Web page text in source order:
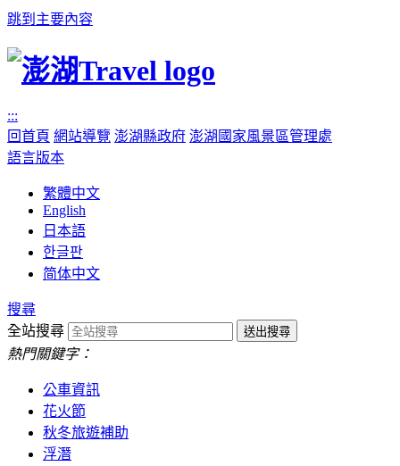
跳到主要內容
:::
回首頁 網站導覽 澎湖縣政府 澎湖國家風景區管理處
語言版本
繁體中文
English
日本語
한글판
简体中文
搜尋
全站搜尋
熱門關鍵字：
公車資訊
花火節
秋冬旅遊補助
浮潛